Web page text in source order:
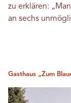
zu erklären:
an sechs
Gasthaus „Zum